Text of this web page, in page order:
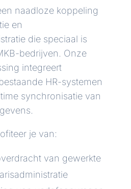
naadloze koppeling
en
die speciaal is
bedrijven. Onze
integreert
HR-systemen
synchronisatie van
je van:
van gewerkte